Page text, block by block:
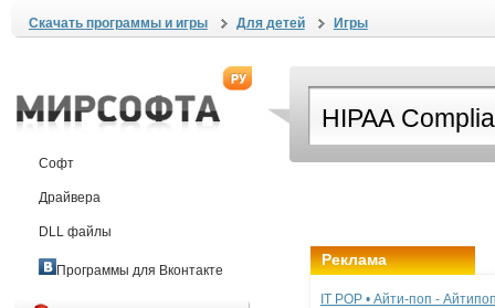
Скачать программы и игры Для детей Игры
Софт
Драйвера
DLL файлы
Программы для Вконтакте
Реклама
IT POP • Айти-поп -